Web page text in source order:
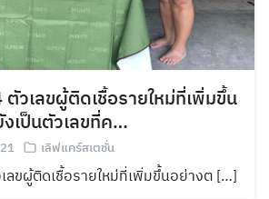
วเลขผู้ติดเชื้อรายใหม่ที่เพิ่มขึ้น
เป็นตัวเลขที่ค…
เลิฟแคร์สเตชั่น
ลขผู้ติดเชื้อรายใหม่ที่เพิ่มขึ้นอย่างต […]